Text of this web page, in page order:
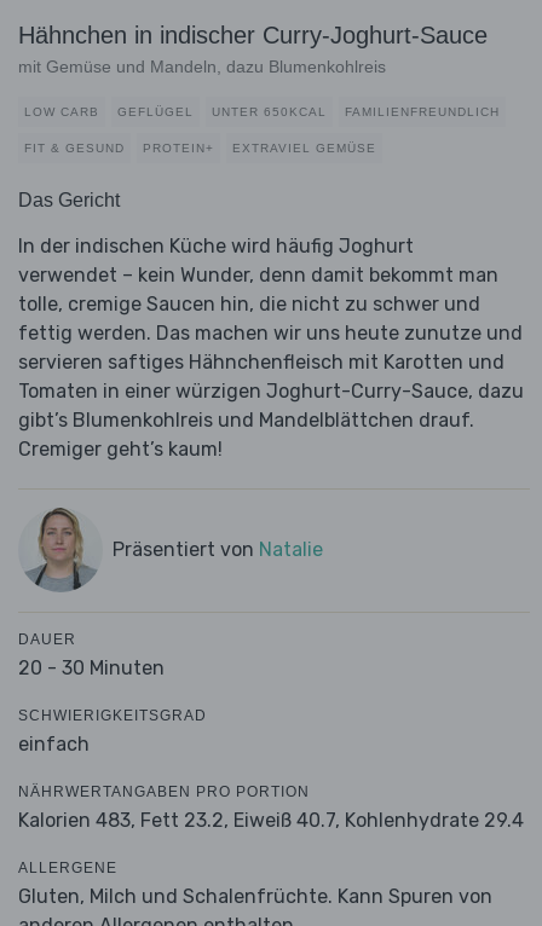
Hähnchen in indischer Curry-Joghurt-Sauce
mit Gemüse und Mandeln, dazu Blumenkohlreis
LOW CARB GEFLÜGEL UNTER 650KCAL FAMILIENFREUNDLICH
FIT & GESUND PROTEIN+ EXTRAVIEL GEMÜSE
Das Gericht
In der indischen Küche wird häufig Joghurt
verwendet – kein Wunder, denn damit bekommt man
tolle, cremige Saucen hin, die nicht zu schwer und
fettig werden. Das machen wir uns heute zunutze und
servieren saftiges Hähnchenfleisch mit Karotten und
Tomaten in einer würzigen Joghurt-Curry-Sauce, dazu
gibt’s Blumenkohlreis und Mandelblättchen drauf.
Cremiger geht’s kaum!
Präsentiert von Natalie
DAUER
20 - 30 Minuten
SCHWIERIGKEITSGRAD
einfach
NÄHRWERTANGABEN PRO PORTION
Kalorien 483, Fett 23.2, Eiweiß 40.7, Kohlenhydrate 29.4
ALLERGENE
Gluten, Milch und Schalenfrüchte. Kann Spuren von